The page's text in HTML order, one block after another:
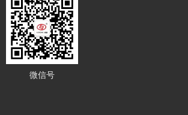
微信号